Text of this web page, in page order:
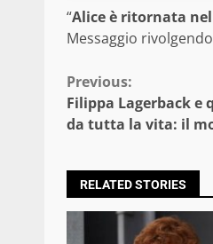
“Alice è ritornata nel
Messaggio
Continue
Reading
Previous:
Filippa Lagerback e
da tutta la vita: il
RELATED STORIES